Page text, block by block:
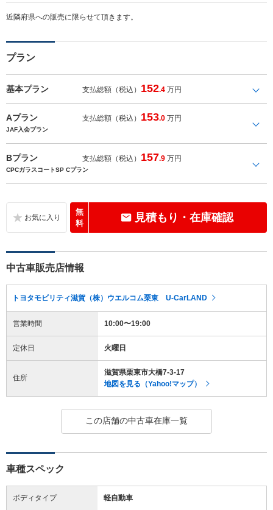
近隣府県への販売に限らせて頂きます。
プラン
基本プラン 支払総額（税込） 152.4 万円
Aプラン 支払総額（税込） 153.0 万円
JAF入会プラン
Bプラン 支払総額（税込） 157.9 万円
CPCガラスコートSP Cプラン
無
料
見積もり・在庫確認
中古車販売店情報
トヨタモビリティ滋賀（株）ウエルコム栗東 U-CarLAND
営業時間 10:00〜19:00
定休日 火曜日
住所
滋賀県栗東市大橋7-3-17
地図を見る（Yahoo!マップ）
この店舗の中古車在庫一覧
車種スペック
ボディタイプ 軽自動車